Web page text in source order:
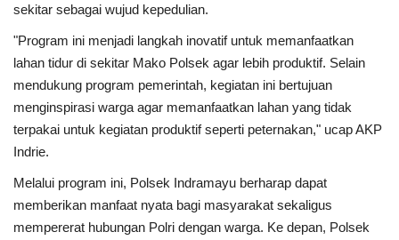
sekitar sebagai wujud kepedulian.
"Program ini menjadi langkah inovatif untuk memanfaatkan
lahan tidur di sekitar Mako Polsek agar lebih produktif. Selain
mendukung program pemerintah, kegiatan ini bertujuan
menginspirasi warga agar memanfaatkan lahan yang tidak
terpakai untuk kegiatan produktif seperti peternakan," ucap AKP
Indrie.
Melalui program ini, Polsek Indramayu berharap dapat
memberikan manfaat nyata bagi masyarakat sekaligus
mempererat hubungan Polri dengan warga. Ke depan, Polsek